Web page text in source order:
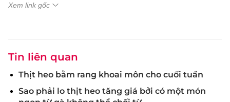
Xem link gốc
Tin liên quan
Thịt heo bằm rang khoai môn cho cuối tuần
Sao phải lo thịt heo tăng giá bởi có một món